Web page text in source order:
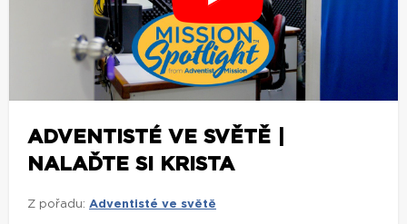
ADVENTISTÉ VE SVĚTĚ |
NALAĎTE SI KRISTA
Z pořadu: Adventisté ve světě